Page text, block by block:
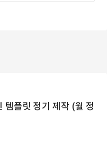
템플릿 정기 제작 (월 정